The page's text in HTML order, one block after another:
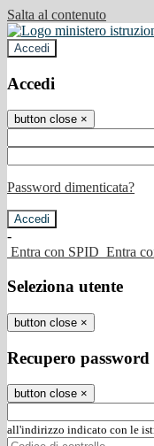
Salta al contenuto
Accedi
Accedi
button close ×
Password dimenticata?
-
Entra con SPID Entra
Seleziona utente
button close ×
Recupero password
button close ×
all'indirizzo indicato con le